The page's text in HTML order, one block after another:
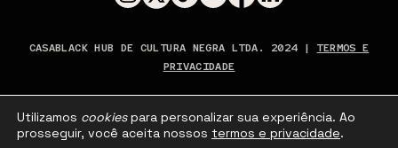
CASABLACK HUB DE CULTURA NEGRA LTDA. 2024 | TERMOS E
PRIVACIDADE
Utilizamos cookiespara personalizar sua experiência. Ao
prosseguir, você aceita nossos termos e privacidade.